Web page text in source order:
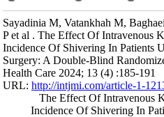
Sayadinia M, Vatankhah M,
P et al . The Effect Of
Incidence Of Shivering In Patients
Surgery: A Double-Blind
Health Care 2024; 13 (4) :185-191
URL:http://intjmi.com/article-1-
The Effect Of Intravenous
Incidence Of Shivering In